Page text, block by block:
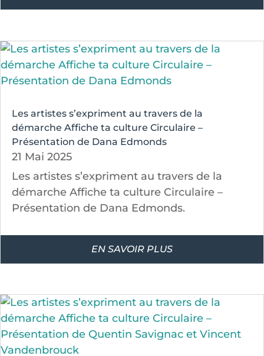
Les artistes s’expriment au travers de la
démarche Affiche ta culture Circulaire –
Présentation de Dana Edmonds
21 Mai 2025
Les artistes s’expriment au travers de la
démarche Affiche ta culture Circulaire –
Présentation de Dana Edmonds.
EN SAVOIR PLUS